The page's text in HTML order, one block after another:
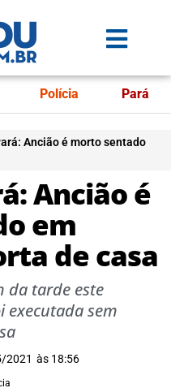
Polícia Pará
Ancião é morto sentado
Ancião é
em
de casa
da tarde este
executada sem
2021 às 18:56